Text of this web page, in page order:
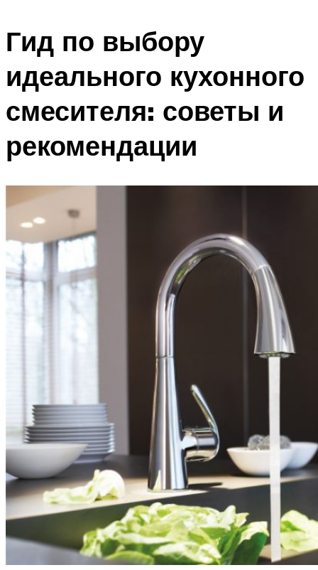
Гид по выбору
идеального кухонного
смесителя: советы и
рекомендации